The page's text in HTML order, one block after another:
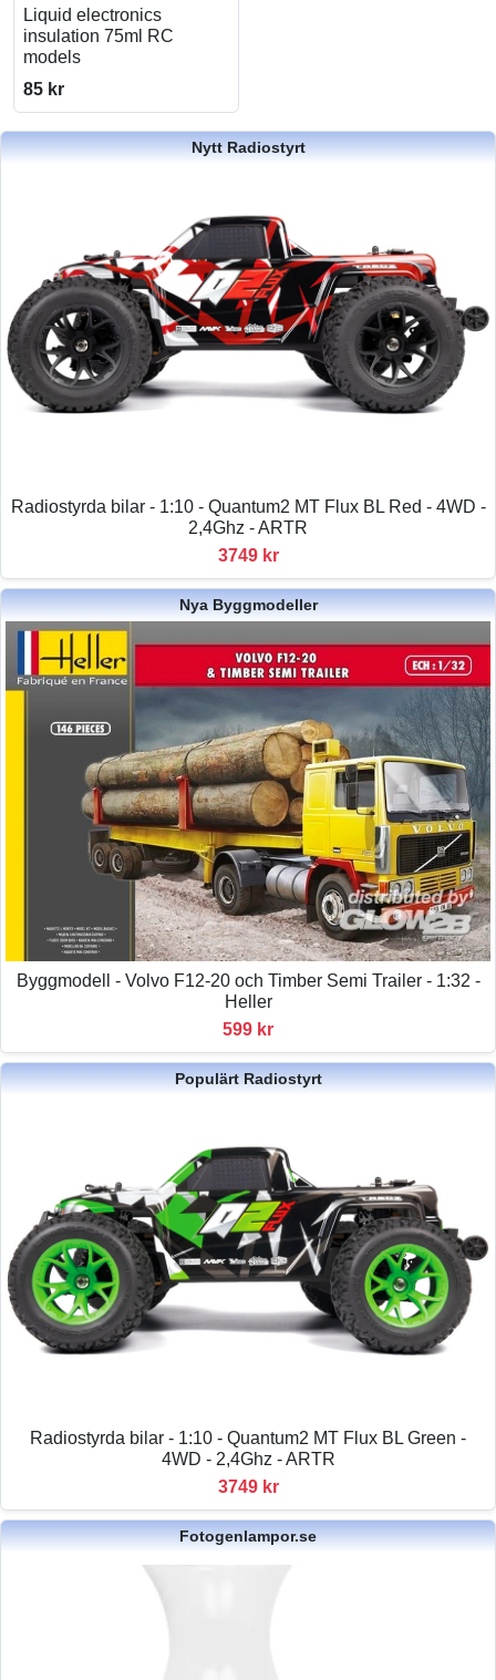
Liquid electronics
insulation 75ml RC
models
85 kr
Nytt Radiostyrt
Radiostyrda bilar - 1:10 - Quantum2 MT Flux BL Red - 4WD -
2,4Ghz - ARTR
3749 kr
Nya Byggmodeller
Byggmodell - Volvo F12-20 och Timber Semi Trailer - 1:32 -
Heller
599 kr
Populärt Radiostyrt
Radiostyrda bilar - 1:10 - Quantum2 MT Flux BL Green -
4WD - 2,4Ghz - ARTR
3749 kr
Fotogenlampor.se